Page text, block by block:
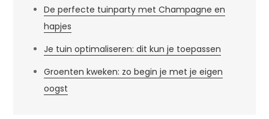
De perfecte tuinparty met Champagne en
hapjes
Je tuin optimaliseren: dit kun je toepassen
Groenten kweken: zo begin je met je eigen
oogst